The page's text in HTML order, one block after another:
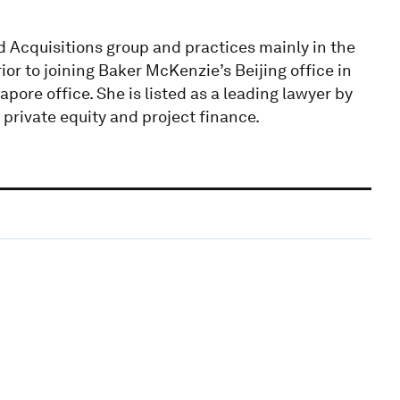
Acquisitions group and practices mainly in the
to joining Baker McKenzie’s Beijing office in
office. She is listed as a leading lawyer by
private equity and project finance.